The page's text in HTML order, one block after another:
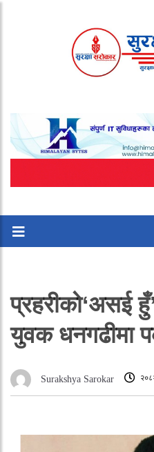
प्रहरीको‘असई
युवक धनगढीमा
Surakshya Sarokar